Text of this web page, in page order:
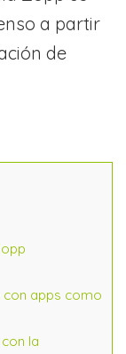
a partir
de
apps como
la